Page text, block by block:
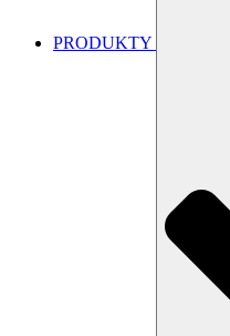
PRODUKTY